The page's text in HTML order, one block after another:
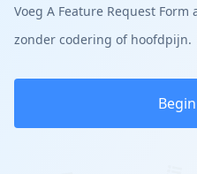
Voeg A Feature Request
zonder codering of hoofdpijn.